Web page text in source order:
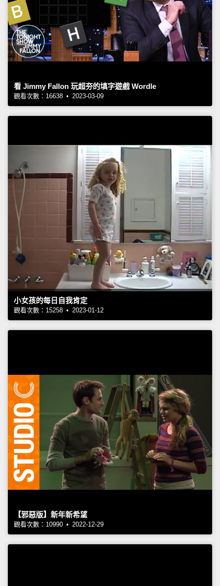
看 Jimmy Fallon 玩超夯的填字遊戲 Wordle
觀看次數：16638 • 2023-03-09
小女孩的每日自我肯定
觀看次數：15258 • 2023-01-12
【邪惡版】新年新希望
觀看次數：10990 • 2022-12-29